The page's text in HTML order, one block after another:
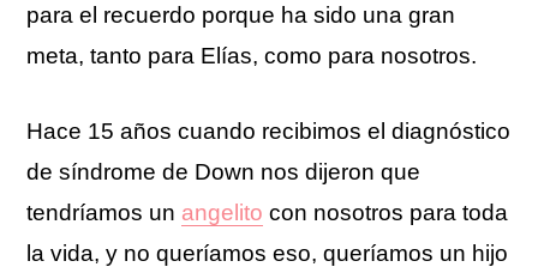
para el recuerdo porque ha sido una gran
meta, tanto para Elías, como para nosotros.
Hace 15 años cuando recibimos el diagnóstico
de síndrome de Down nos dijeron que
tendríamos un angelito con nosotros para toda
la vida, y no queríamos eso, queríamos un hijo